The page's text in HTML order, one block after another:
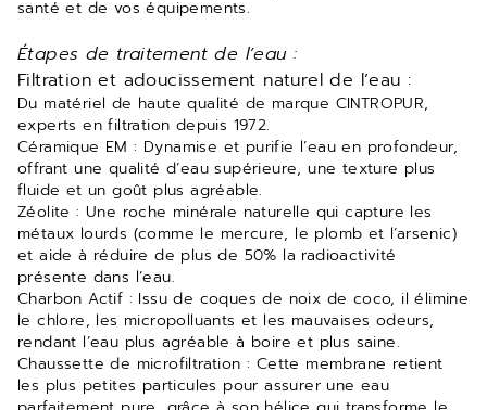
santé et de vos équipements.
Étapes de traitement de l’eau :
Filtration et adoucissement naturel de l’eau :
Du matériel de haute qualité de marque CINTROPUR,
experts en filtration depuis 1972.
Céramique EM : Dynamise et purifie l’eau en profondeur,
offrant une qualité d’eau supérieure, une texture plus
fluide et un goût plus agréable.
Zéolite : Une roche minérale naturelle qui capture les
métaux lourds (comme le mercure, le plomb et l’arsenic)
et aide à réduire de plus de 50% la radioactivité
présente dans l’eau.
Charbon Actif : Issu de coques de noix de coco, il élimine
le chlore, les micropolluants et les mauvaises odeurs,
rendant l’eau plus agréable à boire et plus saine.
Chaussette de microfiltration : Cette membrane retient
les plus petites particules pour assurer une eau